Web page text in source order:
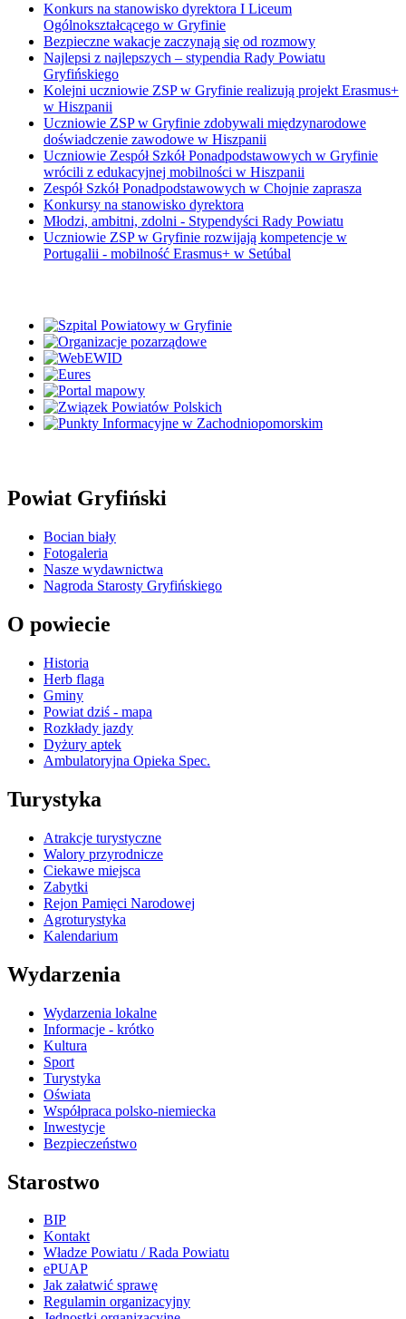
Konkurs na stanowisko dyrektora I Liceum
Ogólnokształcącego w Gryfinie
Bezpieczne wakacje zaczynają się od rozmowy
Najlepsi z najlepszych – stypendia Rady Powiatu
Gryfińskiego
Kolejni uczniowie ZSP w Gryfinie realizują projekt Erasmus+
w Hiszpanii
Uczniowie ZSP w Gryfinie zdobywali międzynarodowe
doświadczenie zawodowe w Hiszpanii
Uczniowie Zespół Szkół Ponadpodstawowych w Gryfinie
wrócili z edukacyjnej mobilności w Hiszpanii
Zespół Szkół Ponadpodstawowych w Chojnie zaprasza
Konkursy na stanowisko dyrektora
Młodzi, ambitni, zdolni - Stypendyści Rady Powiatu
Uczniowie ZSP w Gryfinie rozwijają kompetencje w
Portugalii - mobilność Erasmus+ w Setúbal
Powiat Gryfiński
Bocian biały
Fotogaleria
Nasze wydawnictwa
Nagroda Starosty Gryfińskiego
O powiecie
Historia
Herb flaga
Gminy
Powiat dziś - mapa
Rozkłady jazdy
Dyżury aptek
Ambulatoryjna Opieka Spec.
Turystyka
Atrakcje turystyczne
Walory przyrodnicze
Ciekawe miejsca
Zabytki
Rejon Pamięci Narodowej
Agroturystyka
Kalendarium
Wydarzenia
Wydarzenia lokalne
Informacje - krótko
Kultura
Sport
Turystyka
Oświata
Współpraca polsko-niemiecka
Inwestycje
Bezpieczeństwo
Starostwo
BIP
Kontakt
Władze Powiatu / Rada Powiatu
ePUAP
Jak załatwić sprawę
Regulamin organizacyjny